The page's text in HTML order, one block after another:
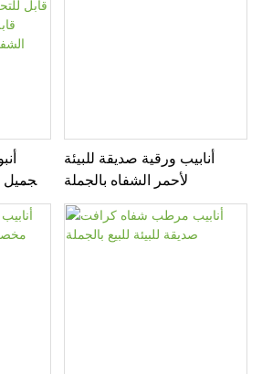
لمرطب
أنابيب ورقية صديقة للبيئة
لأحمر الشفاه بالجملة